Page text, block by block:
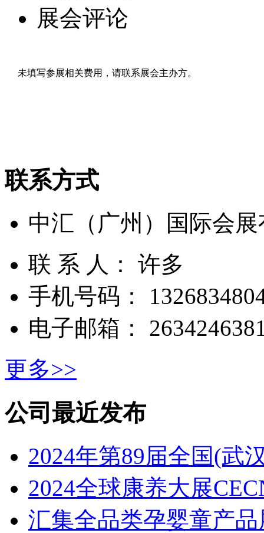
展会评论
未填写参展相关费用，请联系展会主办方。
联系方式
中汇（广州）国际会
联 系 人： 许多
手机号码：
电子邮箱：
更多>>
公司最近发布
2024年第89届全国(武
2024全球康养大展
汇集全品类孕婴童产